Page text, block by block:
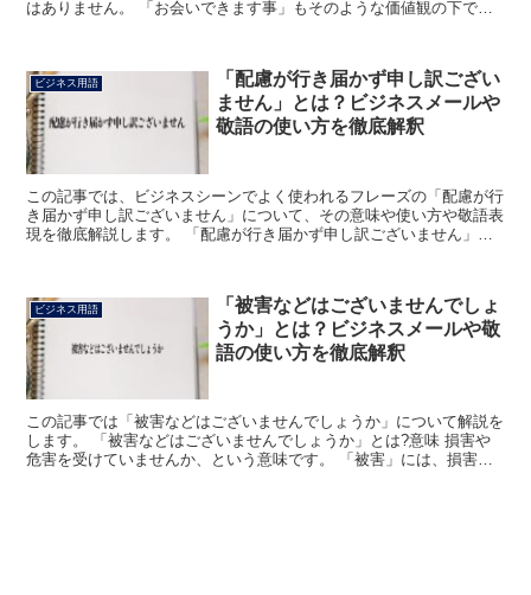
はありません。 「お会いできます事」もそのような価値観の下で頻
ビジネス用語
「配慮が行き届かず申し訳ござい
ません」とは？ビジネスメールや
敬語の使い方を徹底解釈
この記事では、ビジネスシーンでよく使われるフレーズの「配慮が行
き届かず申し訳ございません」について、その意味や使い方や敬語表
現を徹底解説します。 「配慮が行き届かず申し訳ございません」と
ビジネス用語
「被害などはございませんでしょ
うか」とは？ビジネスメールや敬
語の使い方を徹底解釈
この記事では「被害などはございませんでしょうか」について解説を
します。 「被害などはございませんでしょうか」とは?意味 損害や
危害を受けていませんか、という意味です。 「被害」には、損害や